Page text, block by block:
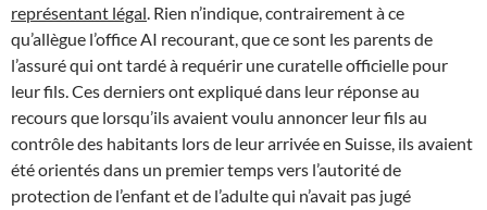
représentant légal . Rien n’indique, contrairement à ce
qu’allègue l’office AI recourant, que ce sont les parents de
l’assuré qui ont tardé à requérir une curatelle officielle pour
leur fils. Ces derniers ont expliqué dans leur réponse au
recours que lorsqu’ils avaient voulu annoncer leur fils au
contrôle des habitants lors de leur arrivée en Suisse, ils avaient
été orientés dans un premier temps vers l’autorité de
protection de l’enfant et de l’adulte qui n’avait pas jugé